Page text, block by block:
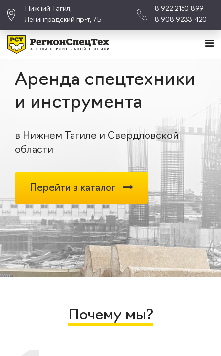
Нижний Тагил,
Ленинградский пр-т, 7Б
8 922 2150 899
8 908 9233 420
Аренда спецтехники
и инструмента
в Нижнем Тагиле и Свердловской
области
Перейти в каталог
Почему мы?